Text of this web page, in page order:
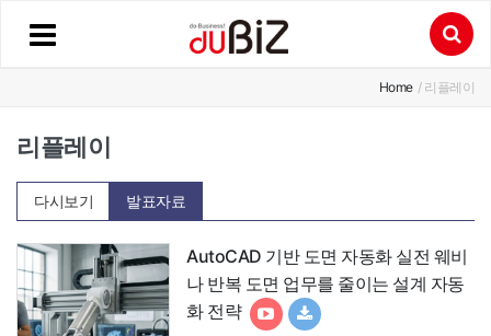
Home / 리플레이
리플레이
다시보기 발표자료
AutoCAD 기반 도면 자동화 실전 웨비
나 반복 도면 업무를 줄이는 설계 자동
화 전략